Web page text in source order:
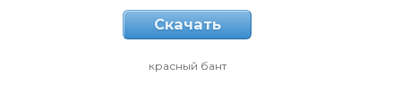
Скачать
красный бант